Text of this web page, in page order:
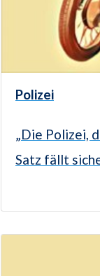
Polizei
„Die Polizei,
Satz fällt